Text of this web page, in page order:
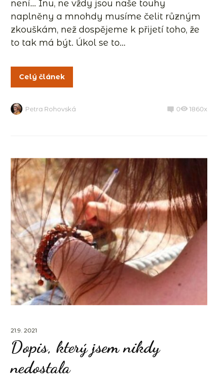
není… Inu, ne vždy jsou naše touhy
naplněny a mnohdy musíme čelit různým
zkouškám, než dospějeme k přijetí toho, že
to tak má být. Úkol se to...
Celý článek
Petra Rohovská 0 1860x
21.9. 2021
Dopis, který jsem nikdy
nedostala